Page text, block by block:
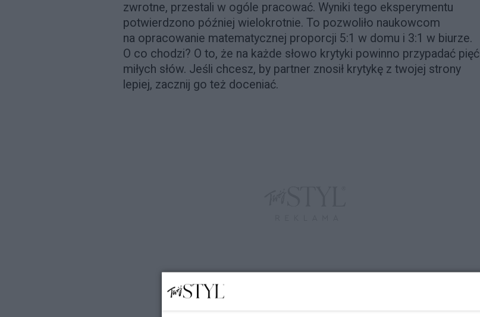
zwrotne, przestali w ogóle pracować. Wyniki tego eksperymentu
potwierdzono później wielokrotnie. To pozwoliło naukowcom
na opracowanie matematycznej proporcji 5:1 w domu i 3:1 w biurze.
O co chodzi? O to, że na każde słowo krytyki powinno przypadać pięć
miłych słów. Jeśli chcesz, by partner znosił krytykę z twojej strony
lepiej, zacznij go też doceniać.